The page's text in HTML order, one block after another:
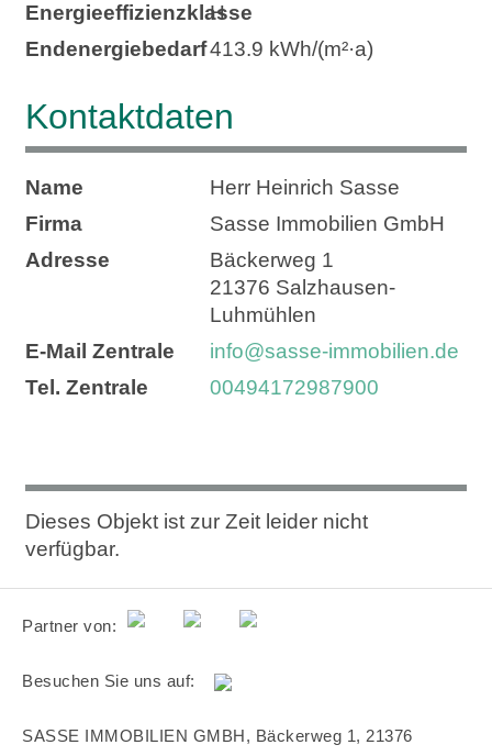
Energie­effizienz­klasse
H
Endenergie­bedarf413.9 kWh/(m²·a)
Kontaktdaten
Name
Herr Heinrich Sasse
Firma
Sasse Immobilien GmbH
Adresse
Bäckerweg 1
21376 Salzhausen-
Luhmühlen
E-Mail Zentrale
info@sasse-immobilien.de
Tel. Zentrale
00494172987900
Dieses Objekt ist zur Zeit leider nicht
verfügbar.
Partner von:
Besuchen Sie uns auf:
SASSE IMMOBILIEN GMBH, Bäckerweg 1, 21376